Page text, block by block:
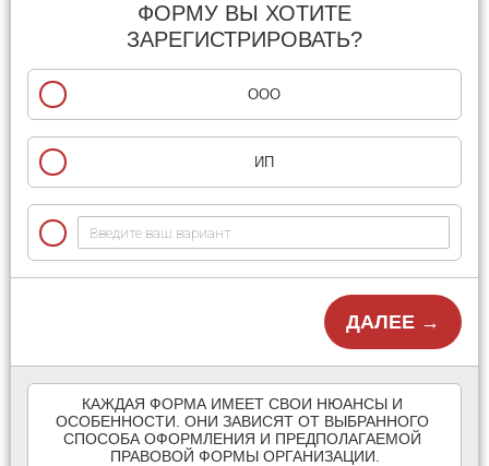
ФОРМУ ВЫ ХОТИТЕ
ЗАРЕГИСТРИРОВАТЬ?
ООО
ИП
ДАЛЕЕ →
КАЖДАЯ ФОРМА ИМЕЕТ СВОИ НЮАНСЫ И
ОСОБЕННОСТИ. ОНИ ЗАВИСЯТ ОТ ВЫБРАННОГО
СПОСОБА ОФОРМЛЕНИЯ И ПРЕДПОЛАГАЕМОЙ
ПРАВОВОЙ ФОРМЫ ОРГАНИЗАЦИИ.